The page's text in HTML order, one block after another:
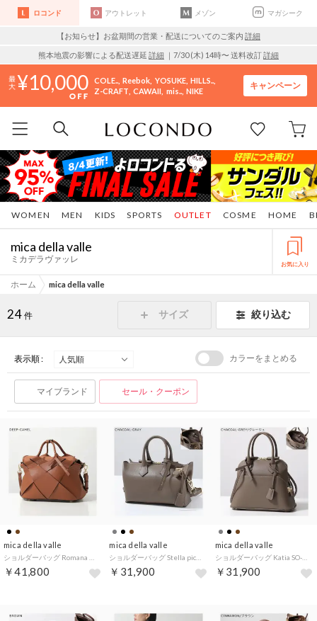
ロコンド アウトレット メゾン マガシーク
【お知らせ】お盆期間の営業・配送についてのご案内 詳細
熊本地震の影響による配送遅延 詳細 ｜7/30 (木) 14時〜 送料改訂詳細
10,000 COLE.. Reebok YOSUKE HILLS..
Z-CRAFT CAWAII mis.. NIKE
キャンペーン
WOMEN MEN KIDS SPORTS COSME HOME
OUTLET
mica della valle
ミカデラヴァッレ お気に入り
ホーム mica della valle
24 件 サイズ 絞り込む
表示順 : カラーをまとめる
マイブランド セール・クーポン
mica della valle
￥41,800
mica della valle
￥31,900
mica della valle
ショルダーバッグ Katia SO-0079S （CHACOAL-GREY/グレージュ）
￥31,900